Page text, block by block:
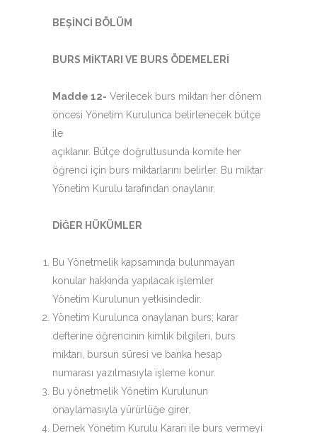
BEŞİNCİ BÖLÜM
BURS MİKTARI VE BURS ÖDEMELERİ
Madde 12- Verilecek burs miktarı her dönem
öncesi Yönetim Kurulunca belirlenecek bütçe
ile
açıklanır. Bütçe doğrultusunda komite her
öğrenci için burs miktarlarını belirler. Bu miktar
Yönetim Kurulu tarafından onaylanır.
DİĞER HÜKÜMLER
Bu Yönetmelik kapsamında bulunmayan
konular hakkında yapılacak işlemler
Yönetim Kurulunun yetkisindedir.
Yönetim Kurulunca onaylanan burs; karar
defterine öğrencinin kimlik bilgileri, burs
miktarı, bursun süresi ve banka hesap
numarası yazılmasıyla işleme konur.
Bu yönetmelik Yönetim Kurulunun
onaylamasıyla yürürlüğe girer.
Dernek Yönetim Kurulu Kararı ile burs vermeyi